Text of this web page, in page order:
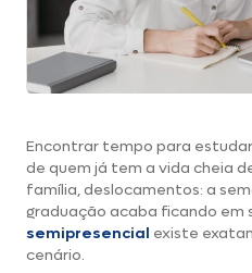
Encontrar tempo para
de quem já tem a vida cheia
família, deslocamentos: a
graduação acaba ficando em
semipresencial existe
cenário.